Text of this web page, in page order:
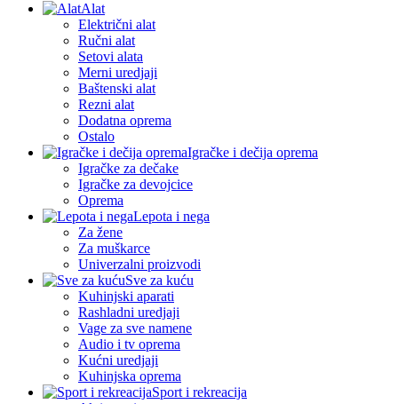
Alat
Električni alat
Ručni alat
Setovi alata
Merni uredjaji
Baštenski alat
Rezni alat
Dodatna oprema
Ostalo
Igračke i dečija oprema
Igračke za dečake
Igračke za devojcice
Oprema
Lepota i nega
Za žene
Za muškarce
Univerzalni proizvodi
Sve za kuću
Kuhinjski aparati
Rashladni uredjaji
Vage za sve namene
Audio i tv oprema
Kućni uredjaji
Kuhinjska oprema
Sport i rekreacija